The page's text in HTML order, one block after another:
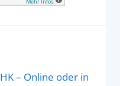
– Online oder in